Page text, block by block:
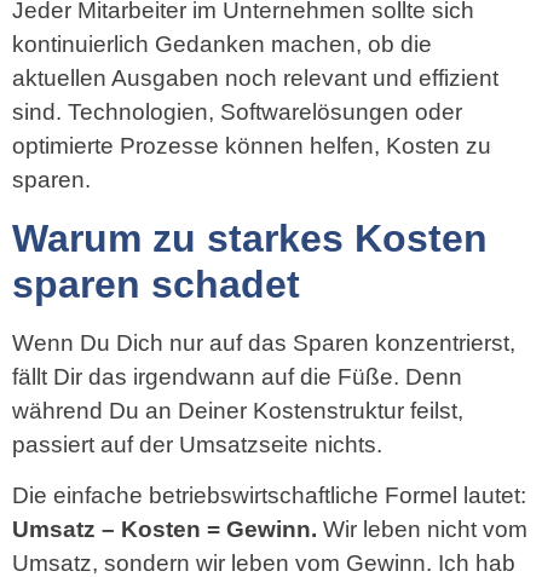
Jeder Mitarbeiter im Unternehmen sollte sich
kontinuierlich Gedanken machen, ob die
aktuellen Ausgaben noch relevant und effizient
sind. Technologien, Softwarelösungen oder
optimierte Prozesse können helfen, Kosten zu
sparen.
Warum zu starkes Kosten
sparen schadet
Wenn Du Dich nur auf das Sparen konzentrierst,
fällt Dir das irgendwann auf die Füße. Denn
während Du an Deiner Kostenstruktur feilst,
passiert auf der Umsatzseite nichts.
Die einfache betriebswirtschaftliche Formel lautet:
Umsatz – Kosten = Gewinn. Wir leben nicht vom
Umsatz, sondern wir leben vom Gewinn. Ich hab